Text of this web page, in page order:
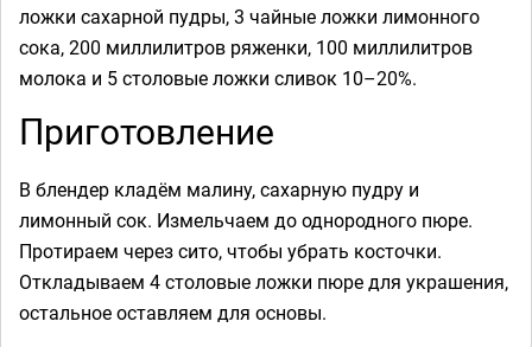
ложки сахарной пудры, 3 чайные ложки лимонного
сока, 200 миллилитров ряженки, 100 миллилитров
молока и 5 столовые ложки сливок 10–20%.
Приготовление
В блендер кладём малину, сахарную пудру и
лимонный сок. Измельчаем до однородного пюре.
Протираем через сито, чтобы убрать косточки.
Откладываем 4 столовые ложки пюре для украшения,
остальное оставляем для основы.